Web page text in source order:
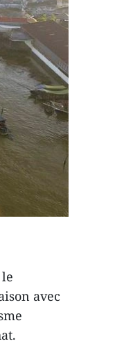
avec